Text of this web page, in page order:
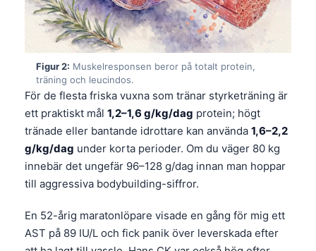
Figur 2: Muskelresponsen beror på totalt protein,
träning och leucindos.
För de flesta friska vuxna som tränar styrketräning är
ett praktiskt mål 1,2–1,6 g/kg/dag protein; högt
tränade eller bantande idrottare kan använda 1,6–2,2
g/kg/dag under korta perioder. Om du väger 80 kg
innebär det ungefär 96–128 g/dag innan man hoppar
till aggressiva bodybuilding-siffror.
En 52-årig maratonlöpare visade en gång för mig ett
AST på 89 IU/L och fick panik över leverskada efter